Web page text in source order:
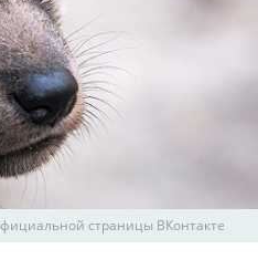
страницы ВКонтакте